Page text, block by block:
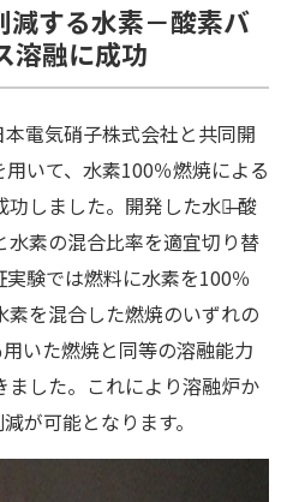
減する水素－酸素バ
溶融に成功
電気硝子株式会社と共同開
いて、水素100％燃焼による
しました。開発した水素̶ 酸
素の混合比率を適宜切り替
験では燃料に水素を100％
を混合した燃焼のいずれの
いた燃焼と同等の溶融能力
した。これにより溶融炉か
が可能となります。